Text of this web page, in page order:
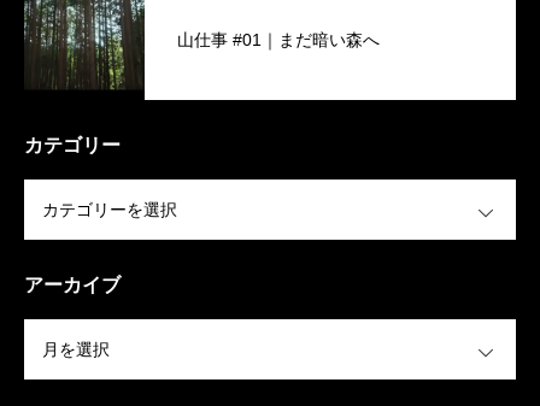
山仕事 #01｜まだ暗い森へ
カテゴリー
アーカイブ